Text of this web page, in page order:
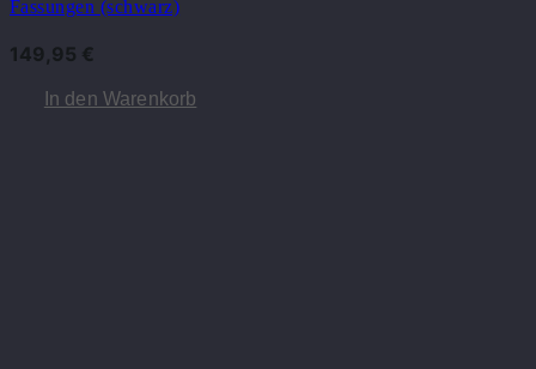
Fassungen (schwarz)
149,95 €
In den Warenkorb